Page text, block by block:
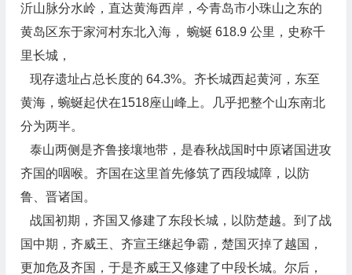
沂山脉分水岭，直达黄海西岸，今青岛市小珠山之东的
黄岛区东于家河村东北入海， 蜿蜒 618.9 公里，史称千
里长城，
现存遗址占总长度的 64.3%。齐长城西起黄河，东至
黄海，蜿蜒起伏在1518座山峰上。几乎把整个山东南北
分为两半。
泰山两侧是齐鲁接壤地带，是春秋战国时中原诸国进攻
齐国的咽喉。齐国在这里首先修筑了西段城障，以防
鲁、晋诸国。
战国初期，齐国又修建了东段长城，以防楚越。到了战
国中期，齐威王、齐宣王继起争霸，楚国灭掉了越国，
更加危及齐国，于是齐威王又修建了中段长城。尔后，